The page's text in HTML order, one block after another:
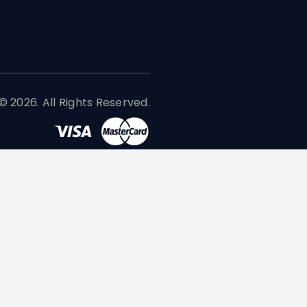
2026. All Rights Reserved.